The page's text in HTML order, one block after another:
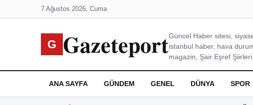
7 Ağustos 2026, Cuma
G GazeteportGüncel Haber sitesi,
istanbul haber, hava
magazin, Şair Eşref Şiirleri
ANA SAYFA GÜNDEM GENEL DÜNYA SPOR